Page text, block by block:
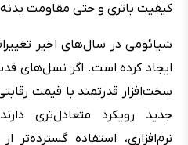
کیفیت باتری و حتی مقاومت بدنه
شیائومی در سال‌های اخیر
ایجاد کرده است. اگر نسل‌های
سخت‌افزار قدرتمند با قیمت
جدید رویکرد متعادل‌تری
نرم‌افزاری، استفاده